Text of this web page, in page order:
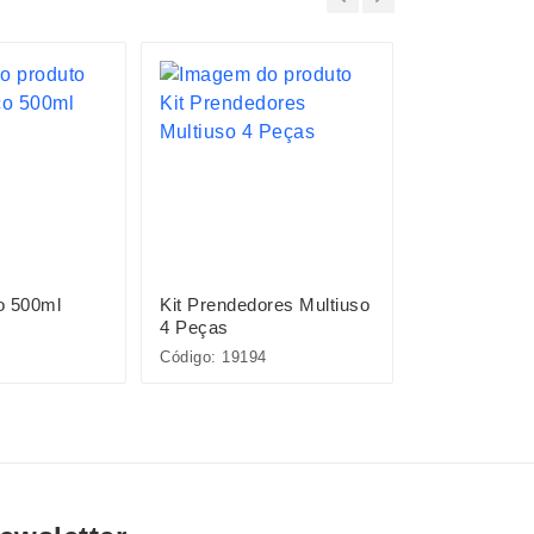
500ml
Kit Prendedores Multiuso
4 Peças
Código: 19194